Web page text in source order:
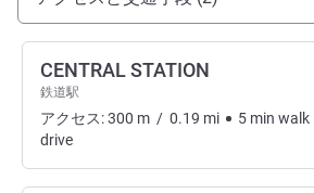
CENTRAL STATION
鉄道駅
アクセス:300 m / 0.19 mi 5 min walk
drive